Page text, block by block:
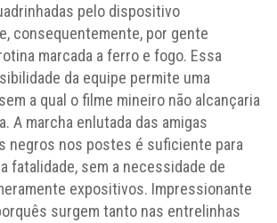
pelo dispositivo
consequentemente, por gente
marcada a ferro e fogo. Essa
da equipe permite uma
a qual o filme mineiro não alcançaria
A marcha enlutada das amigas
negros nos postes é suficiente para
fatalidade, sem a necessidade de
expositivos. Impressionante
surgem tanto nas entrelinhas